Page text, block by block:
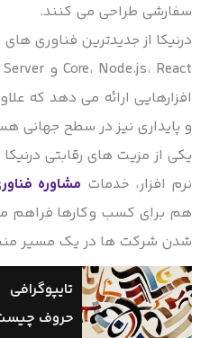
سفارشی طراحی می کنند.
افزارهایی ارائه می دهد که
و پایداری نیز در سطح جهانی
یکی از مزیت های رقابتی
نرم افزار، خدماتمشاوره فناوری
هم برای کسب وکارها فراهم می
شدن شرکت ها در یک مسیر
تایپوگرافی
حروف